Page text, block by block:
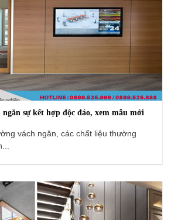
sự kết hợp độc đáo, xem mẫu mới
vách ngăn, các chất liệu thường